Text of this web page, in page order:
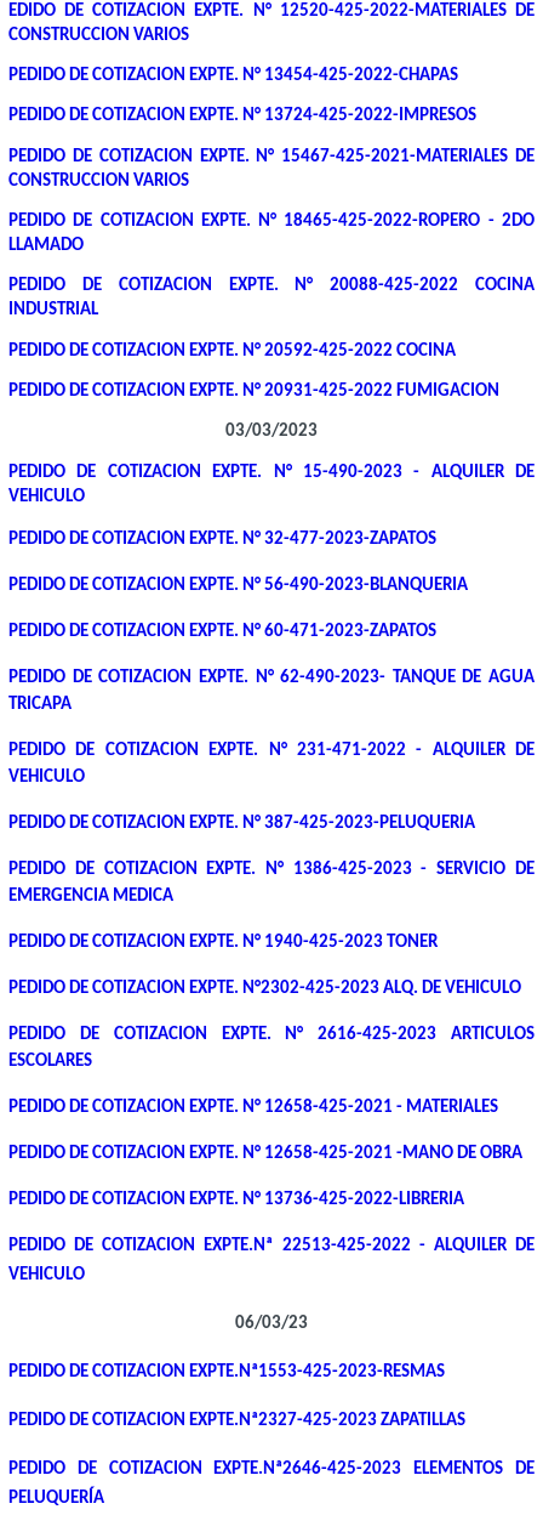
EDIDO DE COTIZACION EXPTE. N° 12520-425-2022-MATERIALES DE
CONSTRUCCION VARIOS
PEDIDO DE COTIZACION EXPTE. N° 13454-425-2022-CHAPAS
PEDIDO DE COTIZACION EXPTE. N° 13724-425-2022-IMPRESOS
PEDIDO DE COTIZACION EXPTE. N° 15467-425-2021-MATERIALES DE
CONSTRUCCION VARIOS
PEDIDO DE COTIZACION EXPTE. N° 18465-425-2022-ROPERO - 2DO
LLAMADO
PEDIDO DE COTIZACION EXPTE. N° 20088-425-2022 COCINA
INDUSTRIAL
PEDIDO DE COTIZACION EXPTE. N° 20592-425-2022 COCINA
PEDIDO DE COTIZACION EXPTE. N° 20931-425-2022 FUMIGACION
03/03/2023
PEDIDO DE COTIZACION EXPTE. N° 15-490-2023 - ALQUILER DE
VEHICULO
PEDIDO DE COTIZACION EXPTE. N° 32-477-2023-ZAPATOS
PEDIDO DE COTIZACION EXPTE. N° 56-490-2023-BLANQUERIA
PEDIDO DE COTIZACION EXPTE. N° 60-471-2023-ZAPATOS
PEDIDO DE COTIZACION EXPTE. N° 62-490-2023- TANQUE DE AGUA
TRICAPA
PEDIDO DE COTIZACION EXPTE. N° 231-471-2022 - ALQUILER DE
VEHICULO
PEDIDO DE COTIZACION EXPTE. N° 387-425-2023-PELUQUERIA
PEDIDO DE COTIZACION EXPTE. N° 1386-425-2023 - SERVICIO DE
EMERGENCIA MEDICA
PEDIDO DE COTIZACION EXPTE. N° 1940-425-2023 TONER
PEDIDO DE COTIZACION EXPTE. N°2302-425-2023 ALQ. DE VEHICULO
PEDIDO DE COTIZACION EXPTE. N° 2616-425-2023 ARTICULOS
ESCOLARES
PEDIDO DE COTIZACION EXPTE. N° 12658-425-2021 - MATERIALES
PEDIDO DE COTIZACION EXPTE. N° 12658-425-2021 -MANO DE OBRA
PEDIDO DE COTIZACION EXPTE. N° 13736-425-2022-LIBRERIA
PEDIDO DE COTIZACION EXPTE.Nª 22513-425-2022 - ALQUILER DE
VEHICULO
06/03/23
PEDIDO DE COTIZACION EXPTE.Nª1553-425-2023-RESMAS
PEDIDO DE COTIZACION EXPTE.Nª2327-425-2023 ZAPATILLAS
PEDIDO DE COTIZACION EXPTE.Nª2646-425-2023 ELEMENTOS DE
PELUQUERÍA